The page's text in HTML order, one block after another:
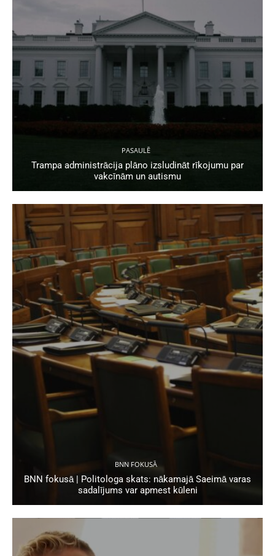
PASAULĒ
Trampa administrācija plāno izsludināt rīkojumu par
vakcīnām un autismu
BNN FOKUSĀ
BNN fokusā | Politologa skats: nākamajā Saeimā varas
sadalījums var apmest kūleni